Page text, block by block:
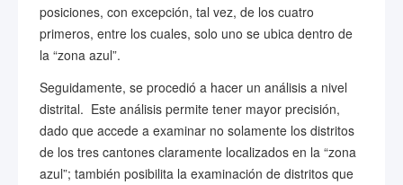
posiciones, con excepción, tal vez, de los cuatro
primeros, entre los cuales, solo uno se ubica dentro de
la “zona azul”.
Seguidamente, se procedió a hacer un análisis a nivel
distrital. Este análisis permite tener mayor precisión,
dado que accede a examinar no solamente los distritos
de los tres cantones claramente localizados en la “zona
azul”; también posibilita la examinación de distritos que